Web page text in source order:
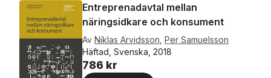
Entreprenadavtal mellan
näringsidkare och konsument
Av Niklas Arvidsson Per Samuelsson
Häftad, Svenska, 2018
786 kr